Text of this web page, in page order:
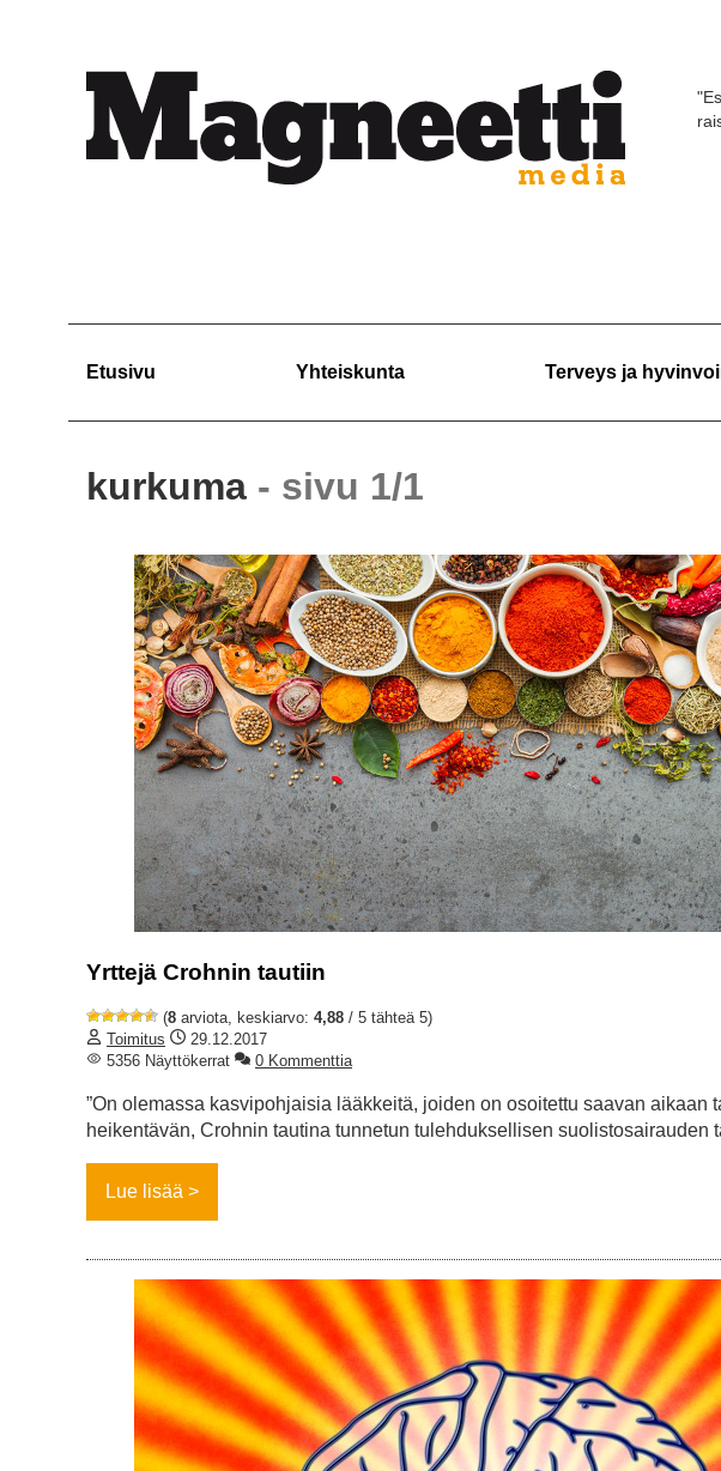
Etusivu Yhteiskunta Terveys ja
kurkuma - sivu 1/1
Yrttejä Crohnin tautiin
(8 arviota, keskiarvo: 4,88 / 5 tähteä 5)
Toimitus
29.12.2017
5356 Näyttökerrat
0 Kommenttia
”On olemassa kasvipohjaisia lääkkeitä, joiden on osoitettu saavan
heikentävän, Crohnin tautina tunnetun tulehduksellisen suolistosairauden
Lue lisää